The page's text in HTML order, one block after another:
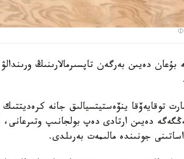
بۇعان دەيىن بەرگەن تاپسىرمالارىنىڭ
جونىندە مالىمەت بەرىلدى.